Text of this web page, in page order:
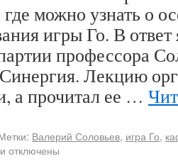
можно узнать о
игры Го. В ответ
профессора
Лекцию
а прочитал ее …
Валерий Соловьев, игра Го,
отключены